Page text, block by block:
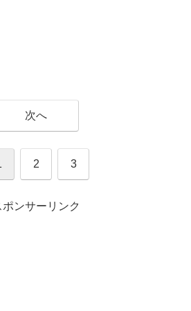
次へ
2 3
ポンサーリンク